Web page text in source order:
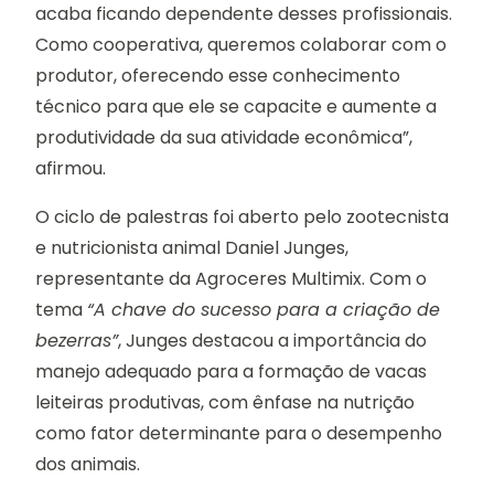
acaba ficando dependente desses profissionais.
Como cooperativa, queremos colaborar com o
produtor, oferecendo esse conhecimento
técnico para que ele se capacite e aumente a
produtividade da sua atividade econômica”,
afirmou.
O ciclo de palestras foi aberto pelo zootecnista
e nutricionista animal Daniel Junges,
representante da Agroceres Multimix. Com o
tema “A chave do sucesso para a criação de
bezerras”, Junges destacou a importância do
manejo adequado para a formação de vacas
leiteiras produtivas, com ênfase na nutrição
como fator determinante para o desempenho
dos animais.